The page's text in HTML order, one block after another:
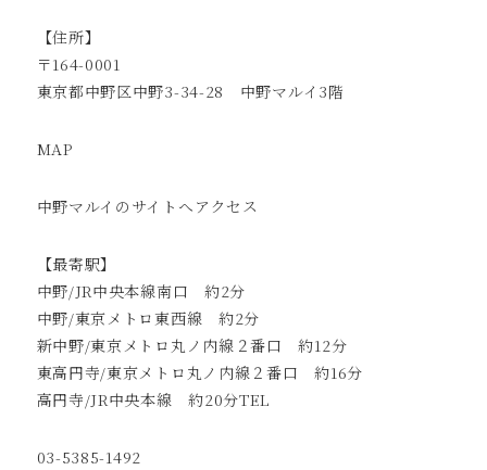
【住所】
〒164-0001
東京都中野区中野3-34-28 中野マルイ3階
MAP
中野マルイのサイトへ アクセス
【最寄駅】
中野/JR中央本線南口 約2分
中野/東京メトロ東西線 約2分
新中野/東京メトロ丸ノ内線２番口 約12分
東高円寺/東京メトロ丸ノ内線２番口 約16分
高円寺/JR中央本線 約20分TEL
03-5385-1492